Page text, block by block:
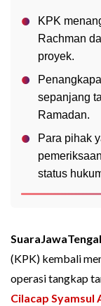
KPK
Rachman
proyek.
sepanjang
Ramadan.
Para pihak
status
(KPK) kembali
operasi tangkap
Cilacap Syamsul